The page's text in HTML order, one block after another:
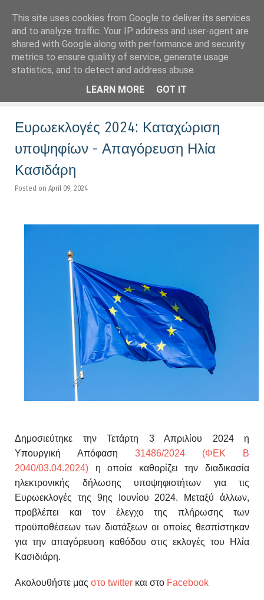
LoNinja.gr
Menu
Ευρωεκλογές 2024: Καταχώριση
υποψηφίων - Απαγόρευση Ηλία
Κασιδάρη
Posted on April 09, 2024
Δημοσιεύτηκε την Τετάρτη 3 Απριλίου 2024 η
Υπουργική Απόφαση 31486/2024 (ΦΕΚ B
2040/03.04.2024) η οποία καθορίζει την διαδικασία
ηλεκτρονικής δήλωσης υποψηφιοτήτων για τις
Ευρωεκλογές της 9ης Ιουνίου 2024. Μεταξύ άλλων,
προβλέπει και τον έλεγχο της πλήρωσης των
προϋποθέσεων των διατάξεων οι οποίες θεσπίστηκαν
για την απαγόρευση καθόδου στις εκλογές του Ηλία
Κασιδιάρη.
Ακολουθήστε μας στο twitter και στο Facebook
This site uses cookies from Google to deliver its services
and to analyze traffic. Your IP address and user-agent are
shared with Google along with performance and security
metrics to ensure quality of service, generate usage
statistics, and to detect and address abuse.
LEARN MORE
GOT IT